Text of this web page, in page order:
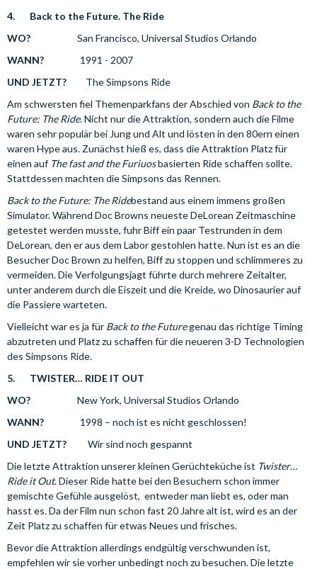
4. Back to the Future. The Ride
WO?
San Francisco, Universal Studios Orlando
WANN?
1991 - 2007
UND JETZT?
The Simpsons Ride
Am schwersten fiel Themenparkfans der Abschied von Back to the
Future: The Ride. Nicht nur die Attraktion, sondern auch die Filme
waren sehr populär bei Jung und Alt und lösten in den 80ern einen
waren Hype aus. Zunächst hieß es, dass die Attraktion Platz für
einen auf The fast and the Furiuosbasierten Ride schaffen sollte.
Stattdessen machten die Simpsons das Rennen.
Back to the Future: The Ridebestand aus einem immens großen
Simulator. Während Doc Browns neueste DeLorean Zeitmaschine
getestet werden musste, fuhr Biff ein paar Testrunden in dem
DeLorean, den er aus dem Labor gestohlen hatte. Nun ist es an die
Besucher Doc Brown zu helfen, Biff zu stoppen und schlimmeres zu
vermeiden. Die Verfolgungsjagt führte durch mehrere Zeitalter,
unter anderem durch die Eiszeit und die Kreide, wo Dinosaurier auf
die Passiere warteten.
Vielleicht war es ja für Back to the Futuregenau das richtige Timing
abzutreten und Platz zu schaffen für die neueren 3-D Technologien
des Simpsons Ride.
5. TWISTER… RIDE IT OUT
WO?
New York, Universal Studios Orlando
WANN?
1998 – noch ist es nicht geschlossen!
UND JETZT? Wir sind noch gespannt
Die letzte Attraktion unserer kleinen Gerüchteküche ist Twister…
Ride it Out. Dieser Ride hatte bei den Besuchern schon immer
gemischte Gefühle ausgelöst, entweder man liebt es, oder man
hasst es. Da der Film nun schon fast 20 Jahre alt ist, wird es an der
Zeit Platz zu schaffen für etwas Neues und frisches.
Bevor die Attraktion allerdings endgültig verschwunden ist,
empfehlen wir sie vorher unbedingt noch zu besuchen. Die letzte